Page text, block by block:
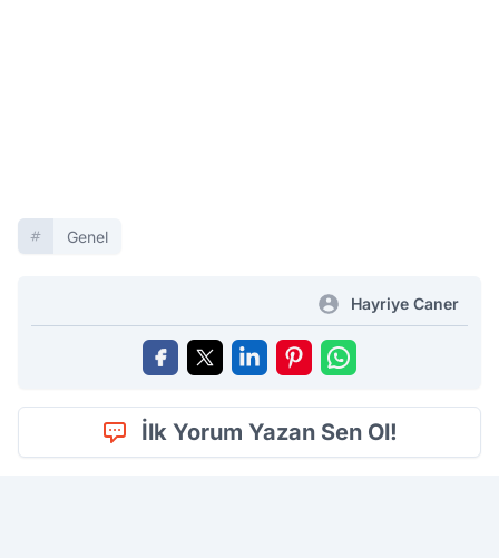
Genel
Hayriye Caner
İlk Yorum Yazan Sen Ol!